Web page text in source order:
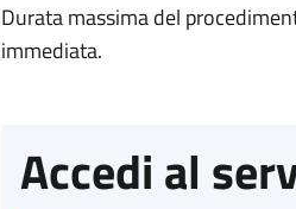
Durata massima del
immediata.
Accedi al